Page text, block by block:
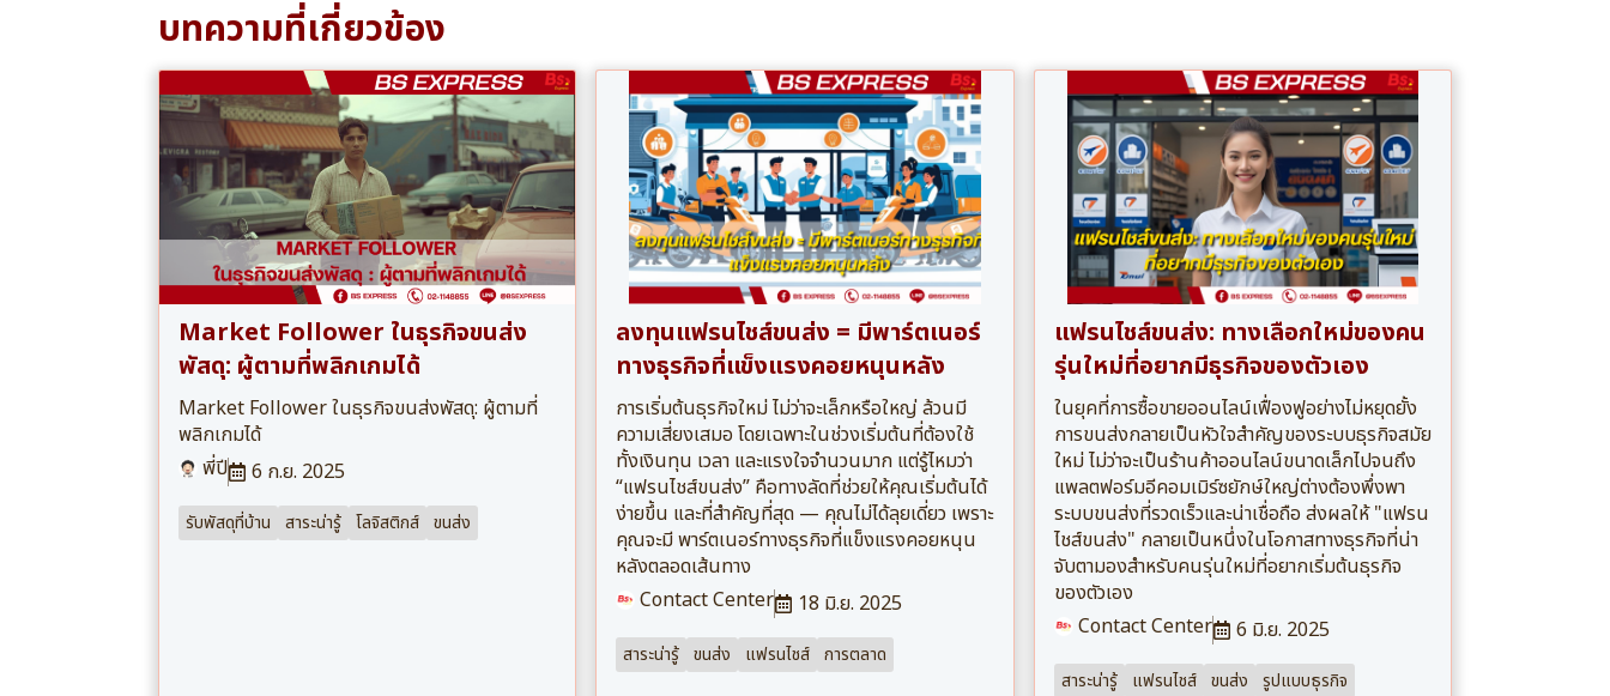
บทความที่เกี่ยวข้อง
Market Follower ในธุรกิจขนส่ง
พัสดุ: ผู้ตามที่พลิกเกมได้
Market Follower ในธุรกิจขนส่งพัสดุ: ผู้ตามที่
พลิกเกมได้
พี่ปี
6 ก.ย. 2025
รับพัสดุที่บ้าน สาระน่ารู้ โลจิสติกส์ ขนส่ง
ลงทุนแฟรนไชส์ขนส่ง = มีพาร์ตเนอร์
ทางธุรกิจที่แข็งแรงคอยหนุนหลัง
การเริ่มต้นธุรกิจใหม่ ไม่ว่าจะเล็กหรือใหญ่ ล้วนมี
ความเสี่ยงเสมอ โดยเฉพาะในช่วงเริ่มต้นที่ต้องใช้
ทั้งเงินทุน เวลา และแรงใจจำนวนมาก แต่รู้ไหมว่า
“แฟรนไชส์ขนส่ง” คือทางลัดที่ช่วยให้คุณเริ่มต้นได้
ง่ายขึ้น และที่สำคัญที่สุด — คุณไม่ได้ลุยเดี่ยว เพราะ
คุณจะมี พาร์ตเนอร์ทางธุรกิจที่แข็งแรงคอยหนุน
หลังตลอดเส้นทาง
Contact Center
18 มิ.ย. 2025
สาระน่ารู้ ขนส่ง แฟรนไชส์ การตลาด
แฟรนไชส์ขนส่ง: ทางเลือกใหม่ของคน
รุ่นใหม่ที่อยากมีธุรกิจของตัวเอง
ในยุคที่การซื้อขายออนไลน์เฟื่องฟูอย่างไม่หยุดยั้ง
การขนส่งกลายเป็นหัวใจสำคัญของระบบธุรกิจสมัย
ใหม่ ไม่ว่าจะเป็นร้านค้าออนไลน์ขนาดเล็กไปจนถึง
แพลตฟอร์มอีคอมเมิร์ซยักษ์ใหญ่ต่างต้องพึ่งพา
ระบบขนส่งที่รวดเร็วและน่าเชื่อถือ ส่งผลให้ "แฟรน
ไชส์ขนส่ง" กลายเป็นหนึ่งในโอกาสทางธุรกิจที่น่า
จับตามองสำหรับคนรุ่นใหม่ที่อยากเริ่มต้นธุรกิจ
ของตัวเอง
Contact Center
6 มิ.ย. 2025
สาระน่ารู้ แฟรนไชส์ ขนส่ง รูปแบบธุรกิจ